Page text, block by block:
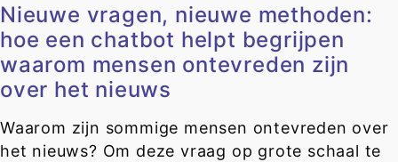
Nieuwe vragen, nieuwe methoden:
hoe een chatbot helpt begrijpen
waarom mensen ontevreden zijn
over het nieuws
Waarom zijn sommige mensen ontevreden over
het nieuws? Om deze vraag op grote schaal te